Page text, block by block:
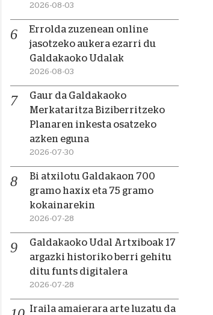
2026-08-03
Errolda zuzenean online
jasotzeko aukera ezarri du
Galdakaoko Udalak
2026-08-03
Gaur da Galdakaoko
Merkataritza Biziberritzeko
Planaren inkesta osatzeko
azken eguna
2026-07-30
Bi atxilotu Galdakaon 700
gramo haxix eta 75 gramo
kokainarekin
2026-07-28
Galdakaoko Udal Artxiboak 17
argazki historiko berri gehitu
ditu funts digitalera
2026-07-28
Iraila amaierara arte luzatu da